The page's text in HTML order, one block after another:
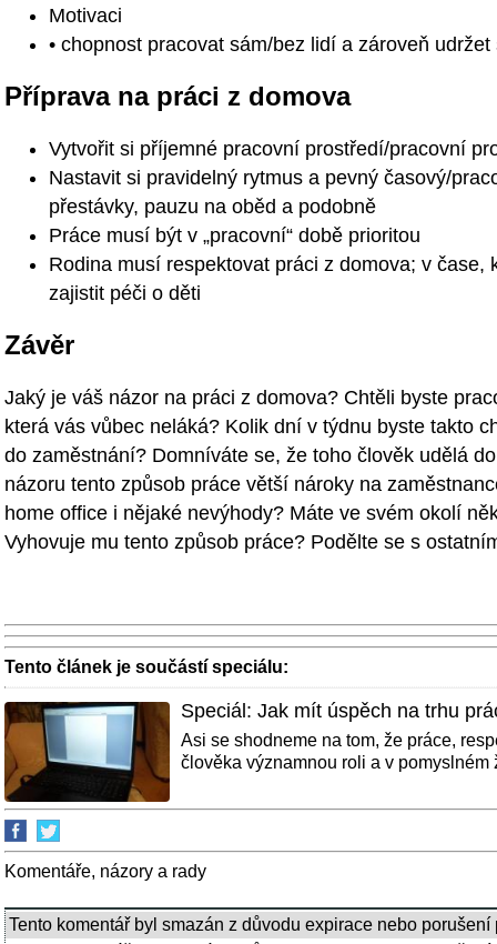
Motivaci
• chopnost pracovat sám/bez lidí a zároveň
Příprava na práci z domova
Vytvořit si příjemné pracovní prostředí/pracovní
Nastavit si pravidelný rytmus a pevný časový/
přestávky, pauzu na oběd a podobně
Práce musí být v „pracovní“ době prioritou
Rodina musí respektovat práci z domova; v čase,
zajistit péči o děti
Závěr
Jaký je váš názor na práci z domova? Chtěli byste
která vás vůbec neláká? Kolik dní v týdnu byste takto
do zaměstnání? Domníváte se, že toho člověk udělá
názoru tento způsob práce větší nároky na
home office i nějaké nevýhody? Máte ve svém okolí
Vyhovuje mu tento způsob práce? Podělte se s
Tento článek je součástí speciálu:
Speciál: Jak mít úspěch na trhu
Asi se shodneme na tom, že práce,
člověka významnou roli a v pomyslném
Komentáře, názory a rady
Tento komentář byl smazán z důvodu expirace nebo